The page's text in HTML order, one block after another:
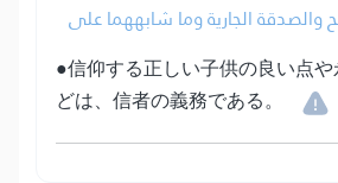
والصدقة الجارية وما شابههما على
●信仰する正しい子供の良い点
どは、信者の義務である。